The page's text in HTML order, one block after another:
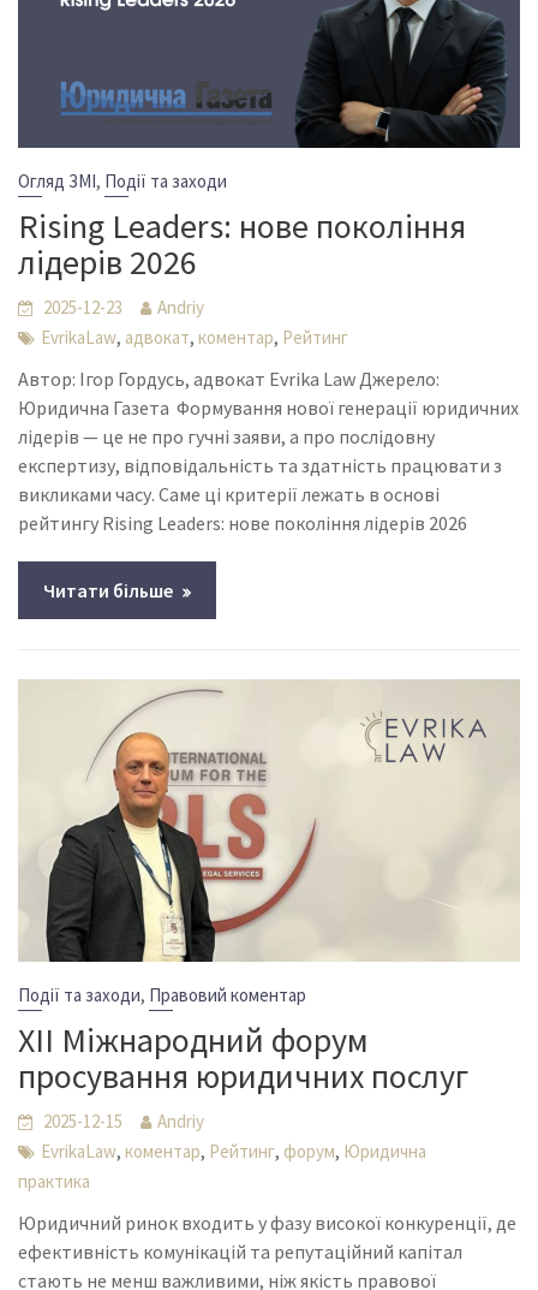
Огляд ЗМІ, Події та заходи
Rising Leaders: нове покоління
лідерів 2026
2025-12-23
Andriy
EvrikaLaw, адвокат,коментар, Рейтинг
Автор: Ігор Гордусь, адвокат Evrika Law Джерело:
Юридична Газета Формування нової генерації юридичних
лідерів — це не про гучні заяви, а про послідовну
експертизу, відповідальність та здатність працювати з
викликами часу. Саме ці критерії лежать в основі
рейтингу Rising Leaders: нове покоління лідерів 2026
Читати більше
Події та заходи, Правовий коментар
XII Міжнародний форум
просування юридичних послуг
2025-12-15
Andriy
EvrikaLaw,коментар, Рейтинг, форум, Юридична
практика
Юридичний ринок входить у фазу високої конкуренції, де
ефективність комунікацій та репутаційний капітал
стають не менш важливими, ніж якість правової